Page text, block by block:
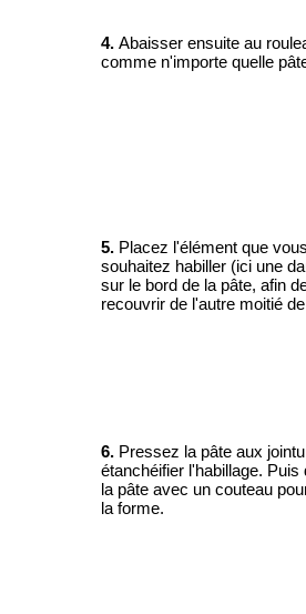
4. Abaisser ensuite au
comme n'importe quelle
5. Placez l'élément que
souhaitez habiller (ici une
sur le bord de la pâte, afin
recouvrir de l'autre moitié
6. Pressez la pâte aux
étanchéifier l'habillage. Puis
la pâte avec un couteau
la forme.